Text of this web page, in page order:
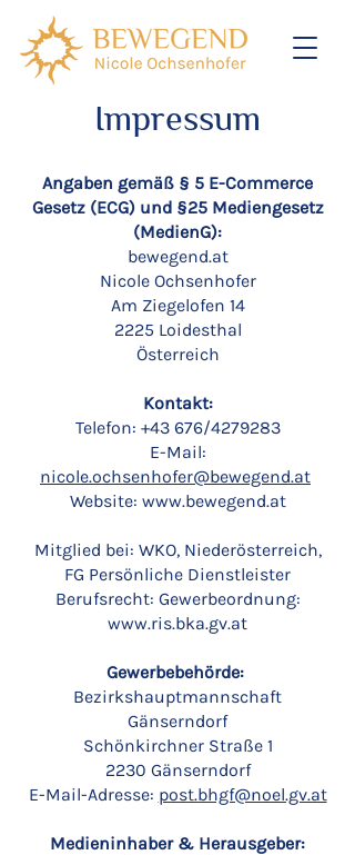
Impressum
Angaben gemäß § 5 E-Commerce
Gesetz (ECG) und §25 Mediengesetz
(MedienG):
bewegend.at
Nicole Ochsenhofer
Am Ziegelofen 14
2225 Loidesthal
Österreich
Kontakt:
Telefon: +43 676/4279283
E-Mail:
nicole.ochsenhofer@bewegend.at
Website: www.bewegend.at
Mitglied bei: WKO, Niederösterreich,
FG Persönliche Dienstleister
Berufsrecht: Gewerbeordnung:
www.ris.bka.gv.at
Gewerbebehörde:
Bezirkshauptmannschaft
Gänserndorf
Schönkirchner Straße 1
2230 Gänserndorf
E-Mail-Adresse: post.bhgf@noel.gv.at
Medieninhaber & Herausgeber: